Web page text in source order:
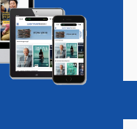
Vacatures